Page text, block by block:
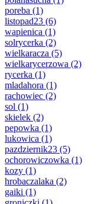
poreba (1)
listopad23 (6)
wapienica (1)
solrycerka (2)
wielkaracza (5)
wielkarycerzowa (2)
rycerka (1)
mladahora (1)
rachowiec (2)
sol (1)
skielek (2)
pepowka (1)
lukowica (1)
pazdziernik23 (5)
ochorowiczowka (1)
kozy (1)
hrobaczalaka (2)
gaiki (1)